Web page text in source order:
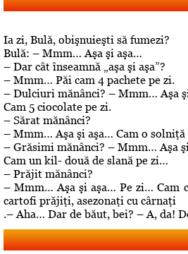
Ia zi, Bulă, obişnuieşti să fumezi?
Bulă: – Mmm… Aşa şi aşa…
– Dar cât înseamnă „aşa şi aşa”?
– Mmm… Păi cam 4 pachete pe zi.
– Dulciuri mănânci? – Mmm… Aşa
Cam 5 ciocolate pe zi.
– Sărat mănânci?
– Mmm… Aşa şi aşa… Cam o solniţă
– Grăsimi mănânci? – Mmm… Aşa
Cam un kil- două de slană pe zi…
– Prăjit mănânci?
– Mmm… Aşa şi aşa… Pe zi… Cam
cartofi prăjiţi, asezonaţi cu cârnaţi
.– Aha… Dar de băut, bei? – A, da!